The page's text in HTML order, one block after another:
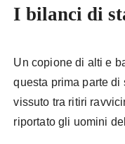
I bilanci di
Un copione di alti e
questa prima parte di
vissuto tra ritiri
riportato gli uomini